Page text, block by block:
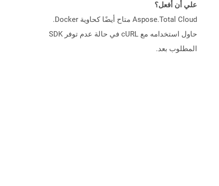
علي أن أفعل؟
Aspose.Total Cloud متاح أيضًا كحاوية Docker.
حاول استخدامه مع cURL في حالة عدم توفر SDK
المطلوب بعد.